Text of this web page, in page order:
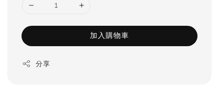
加入購物車
分享